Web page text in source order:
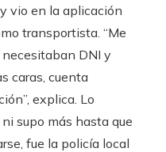
vio en la aplicación
transportista. “Me
DNI y
caras, cuenta
explica. Lo
supo más hasta que
fue la policía local